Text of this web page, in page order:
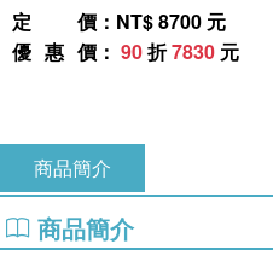
定價 ：NT$ 8700 元
優惠價 ： 90折7830 元
商品簡介
商品簡介